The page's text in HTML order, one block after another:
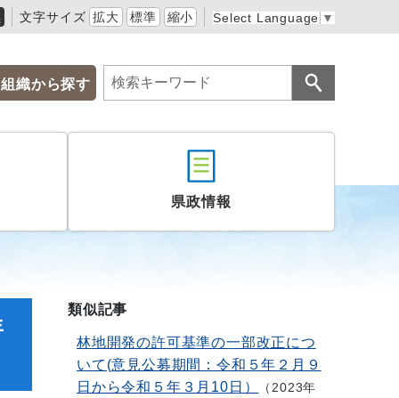
文字サイズ 拡大 標準 縮小 Select Language ▼
組織から探す
県政情報
類似記事
林地開発の許可基準の一部改正につ
いて(意見公募期間：令和５年２月９
日から令和５年３月10日）
2023年